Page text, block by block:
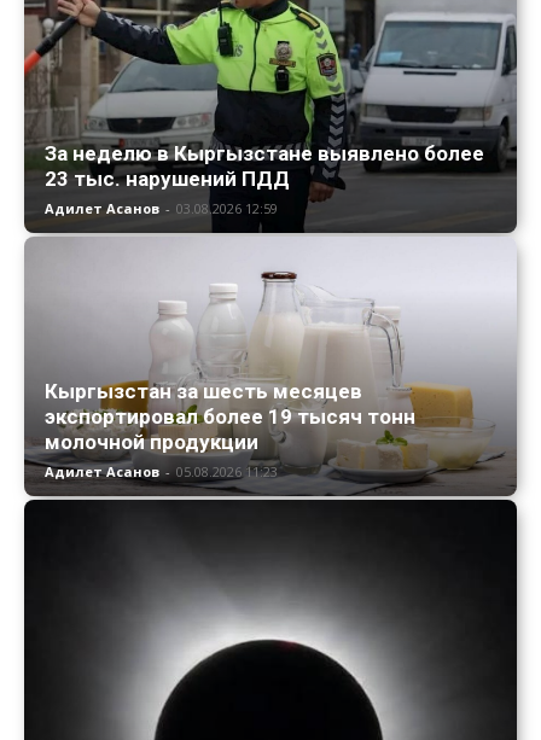
За неделю в Кыргызстане выявлено более
23 тыс. нарушений ПДД
Адилет Асанов - 03.08.2026 12:59
Кыргызстан за шесть месяцев
экспортировал более 19 тысяч тонн
молочной продукции
Адилет Асанов - 05.08.2026 11:23